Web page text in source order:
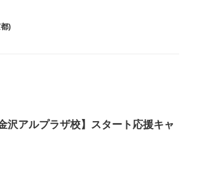
)
沢アルプラザ校】スタート応援キャ